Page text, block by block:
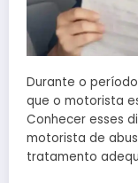
Durante o
que o motorista
Conhecer esses
motorista de
tratamento